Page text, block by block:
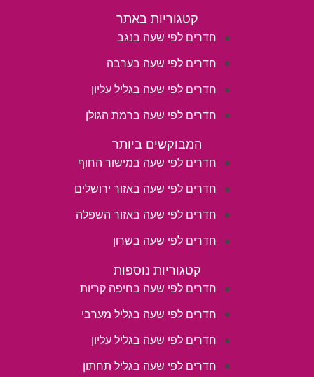
קטגוריות באתר
חדרים לפי שעה בנגב
חדרים לפי שעה בערבה
חדרים לפי שעה בגליל עליון
חדרים לפי שעה ברמת הגולן
המבוקשים ביותר
חדרים לפי שעה במישור החוף
חדרים לפי שעה באזור ירושלים
חדרים לפי שעה באזור השפלה
חדרים לפי שעה בשרון
קטגוריות נוספות
חדרים לפי שעה בחיפה קריות
חדרים לפי שעה בגליל מערבי
חדרים לפי שעה בגליל עליון
חדרים לפי שעה בגליל תחתון